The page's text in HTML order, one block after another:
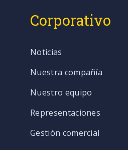
Corporativo
Noticias
Nuestra compañía
Nuestro equipo
Representaciones
Gestión comercial